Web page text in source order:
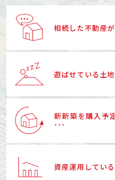
相続した不動産
遊ばせている土
新新築を購入予
･･･
資産運用してい